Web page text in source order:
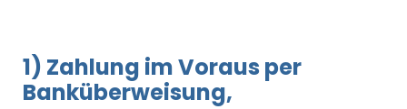
1) Zahlung im Voraus per
Banküberweisung,